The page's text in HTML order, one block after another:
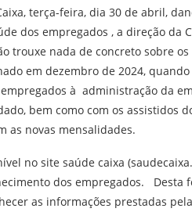
terça-feira, dia 30 de abril,
dos empregados , a direção da
trouxe nada de concreto sobre
em dezembro de 2024,
à administração da
bem como com os assistidos
as novas mensalidades.
no site saúde caixa
dos empregados. Desta
as informações prestadas